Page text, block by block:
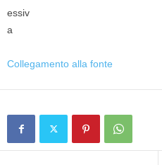
Collegamento alla fonte